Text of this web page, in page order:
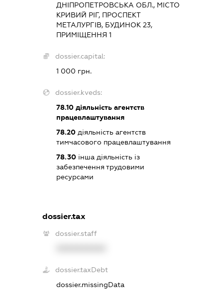
ДНІПРОПЕТРОВСЬКА ОБЛ., МІСТО
КРИВИЙ РІГ, ПРОСПЕКТ
МЕТАЛУРГІВ, БУДИНОК 23,
ПРИМІЩЕННЯ 1
dossier.capital:
1 000 грн.
dossier.kveds:
78.10 діяльність агентств
працевлаштування
78.20 діяльність агентств
тимчасового працевлаштування
78.30 інша діяльність із
забезпечення трудовими
ресурсами
dossier.tax
dossier.staff
dossier.taxDebt
dossier.missingData